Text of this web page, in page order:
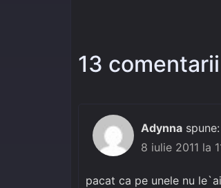
13 comentarii
Adynna spune:
8 iulie 2011 la
pacat ca pe unele nu